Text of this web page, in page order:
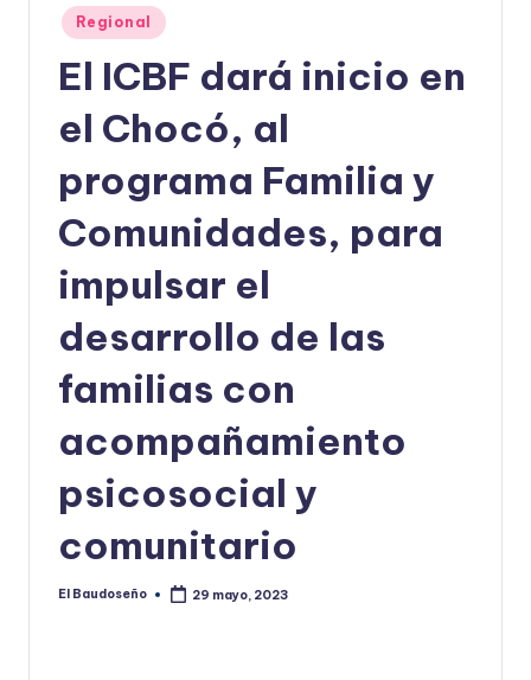
Publicado
en
Regional
El ICBF dará inicio en
el Chocó, al
programa Familia y
Comunidades, para
impulsar el
desarrollo de las
familias con
acompañamiento
psicosocial y
comunitario
Publicado
El Baudoseño 29 mayo, 2023